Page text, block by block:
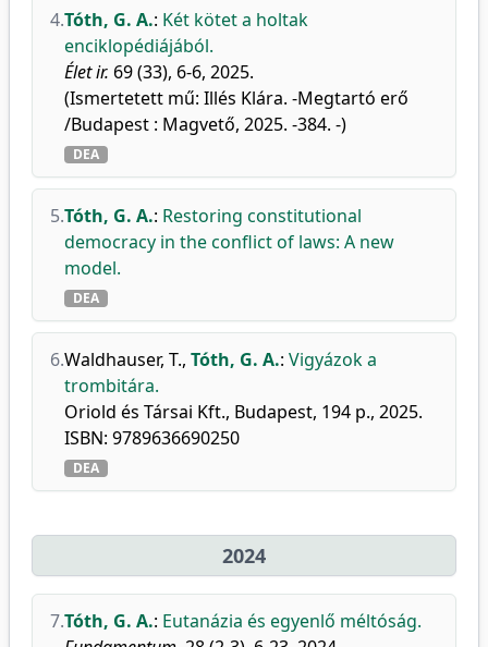
4.Tóth, G. A.: Két kötet a holtak
enciklopédiájából.
Élet ir. 69 (33), 6-6, 2025.
(Ismertetett mű: Illés Klára. -Megtartó erő
/Budapest : Magvető, 2025. -384. -)
DEA
5.Tóth, G. A.: Restoring constitutional
democracy in the conflict of laws: A new
model.
DEA
6.Waldhauser, T., Tóth, G. A.: Vigyázok a
trombitára.
Oriold és Társai Kft., Budapest, 194 p., 2025.
ISBN: 9789636690250
DEA
2024
7.Tóth, G. A.: Eutanázia és egyenlő méltóság.